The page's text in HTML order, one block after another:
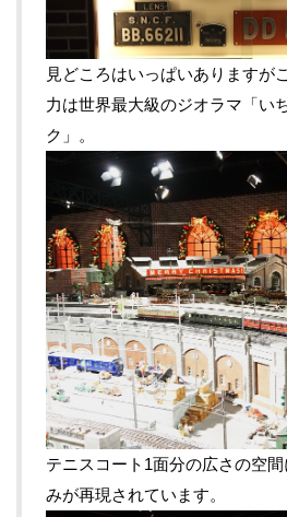
見どころはいっぱいありますが
力は世界最大級のジオラマ「い
ク」。
テニスコート1面分の広さの空
みが再現されています。